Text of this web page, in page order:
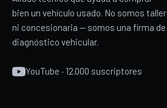
bien un vehículo usado. No somos taller
ni concesionaria — somos una firma de
diagnóstico vehicular.
YouTube · 12.000 suscriptores